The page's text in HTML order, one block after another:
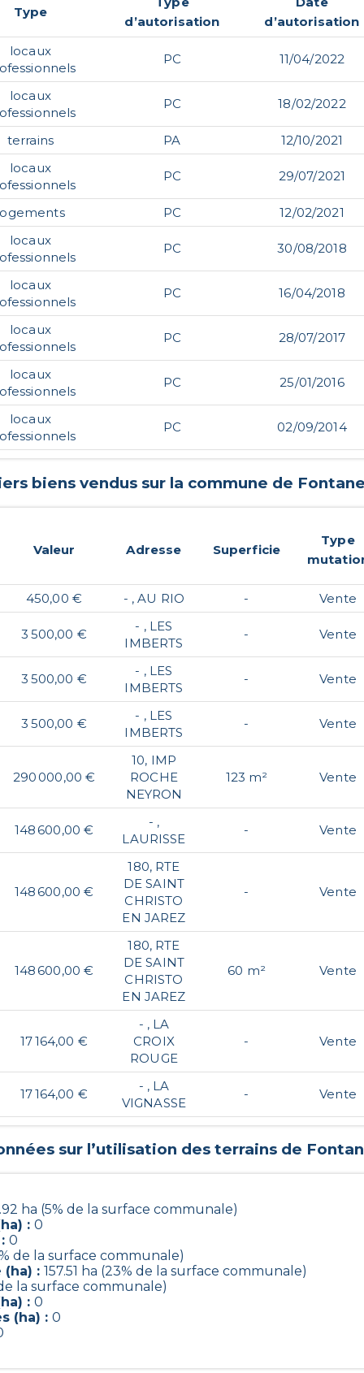
Type
d’autorisation
d’autorisation
locaux
PC 11/04/2022
locaux
PC 18/02/2022
terrains PA
12/10/2021
locaux
PC 29/07/2021
PC
12/02/2021
locaux
PC 30/08/2018
locaux
PC 16/04/2018
locaux
PC 28/07/2017
locaux
PC 25/01/2016
locaux
PC 02/09/2014
biens vendus sur la commune de
Valeur Adresse Superficie
Type
450,00 € - , AU RIO - Vente
3 500,00 €
- , LES
IMBERTS
- Vente
3 500,00 €
- , LES
IMBERTS
- Vente
3 500,00 €
- , LES
IMBERTS
- Vente
290 000,00 €
10, IMP
ROCHE
NEYRON
123 m² Vente
148 600,00 €
- ,
LAURISSE
- Vente
148 600,00 €
180, RTE
DE SAINT
CHRISTO
EN JAREZ
- Vente
148 600,00 €
180, RTE
DE SAINT
CHRISTO
EN JAREZ
60 m² Vente
17 164,00 €
- , LA
CROIX
ROUGE
- Vente
17 164,00 €
- , LA
VIGNASSE
- Vente
sur l’utilisation des terrains de
ha (5% de la surface communale)
: 0
0
de la surface communale)
: 157.51 ha (23% de la surface communale)
de la surface communale)
: 0
(ha) : 0